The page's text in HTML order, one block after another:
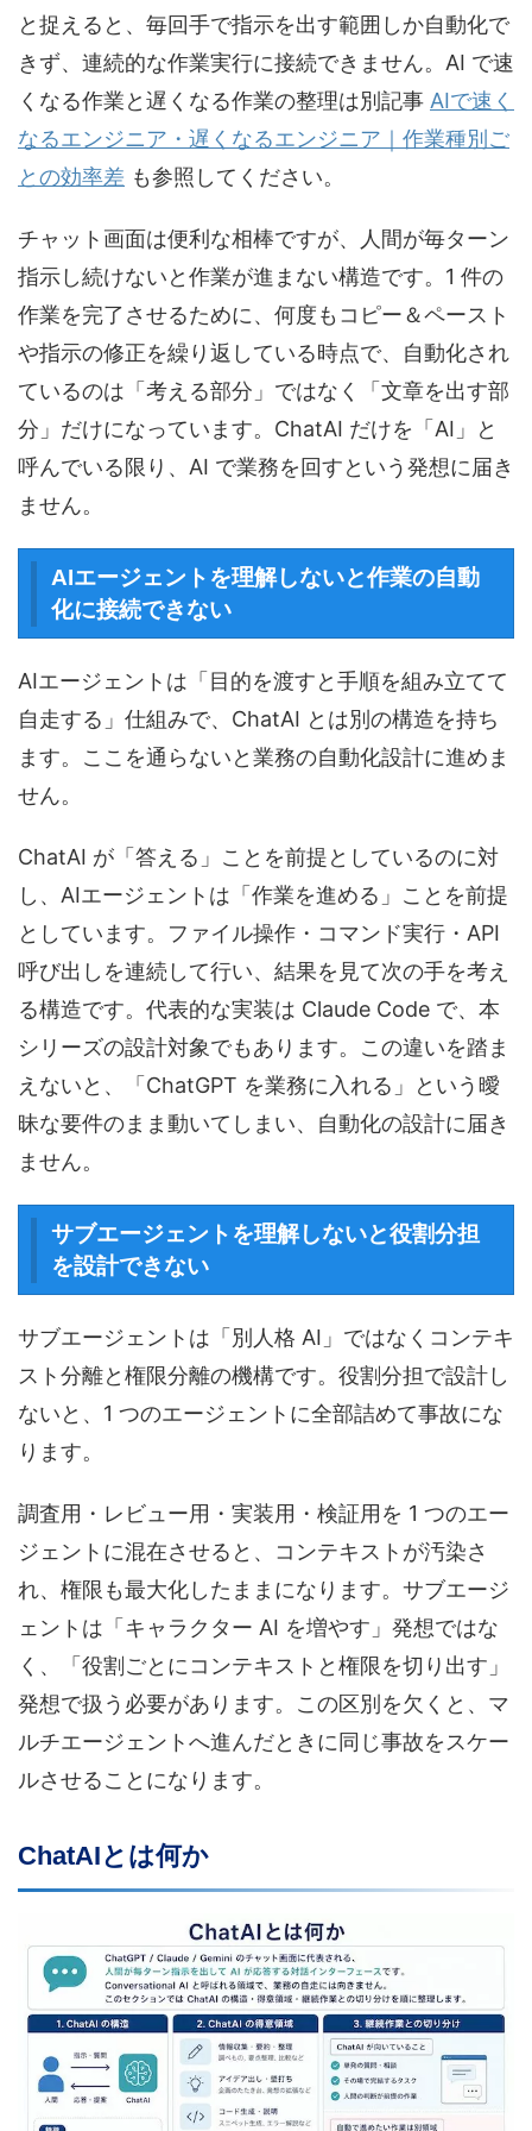
と捉えると、毎回手で指示を出す範囲しか自動化で
きず、連続的な作業実行に接続できません。AI で速
くなる作業と遅くなる作業の整理は別記事 AIで速く
なるエンジニア・遅くなるエンジニア｜作業種別ご
との効率差 も参照してください。
チャット画面は便利な相棒ですが、人間が毎ターン
指示し続けないと作業が進まない構造です。1 件の
作業を完了させるために、何度もコピー＆ペースト
や指示の修正を繰り返している時点で、自動化され
ているのは「考える部分」ではなく「文章を出す部
分」だけになっています。ChatAI だけを「AI」と
呼んでいる限り、AI で業務を回すという発想に届き
ません。
AIエージェントを理解しないと作業の自動
化に接続できない
AIエージェントは「目的を渡すと手順を組み立てて
自走する」仕組みで、ChatAI とは別の構造を持ち
ます。ここを通らないと業務の自動化設計に進めま
せん。
ChatAI が「答える」ことを前提としているのに対
し、AIエージェントは「作業を進める」ことを前提
としています。ファイル操作・コマンド実行・API
呼び出しを連続して行い、結果を見て次の手を考え
る構造です。代表的な実装は Claude Code で、本
シリーズの設計対象でもあります。この違いを踏ま
えないと、「ChatGPT を業務に入れる」という曖
昧な要件のまま動いてしまい、自動化の設計に届き
ません。
サブエージェントを理解しないと役割分担
を設計できない
サブエージェントは「別人格 AI」ではなくコンテキ
スト分離と権限分離の機構です。役割分担で設計し
ないと、1 つのエージェントに全部詰めて事故にな
ります。
調査用・レビュー用・実装用・検証用を 1 つのエー
ジェントに混在させると、コンテキストが汚染さ
れ、権限も最大化したままになります。サブエージ
ェントは「キャラクター AI を増やす」発想ではな
く、「役割ごとにコンテキストと権限を切り出す」
発想で扱う必要があります。この区別を欠くと、マ
ルチエージェントへ進んだときに同じ事故をスケー
ルさせることになります。
ChatAIとは何か